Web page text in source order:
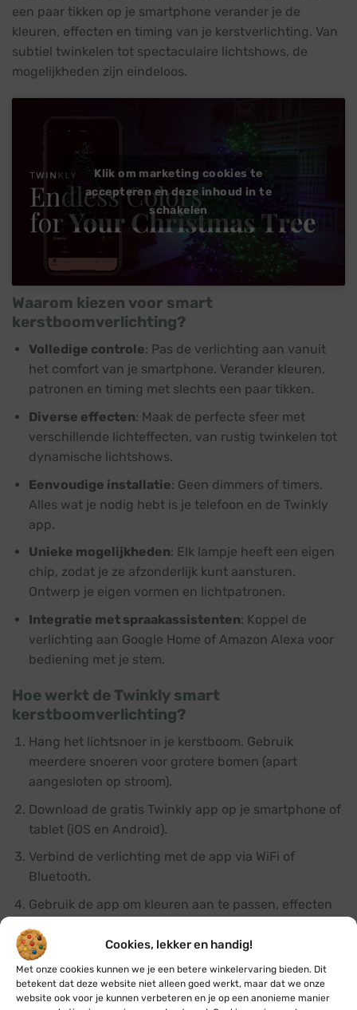
Cookies, lekker en handig!
Met onze cookies kunnen we je een betere winkelervaring bieden. Dit
betekent dat deze website niet alleen goed werkt, maar dat we onze
website ook voor je kunnen verbeteren en je op een anonieme manier
een paar tikken op je smartphone verander je de
kleuren, effecten en timing van je kerstverlichting. Van
subtiel twinkelen tot spectaculaire lichtshows, de
mogelijkheden zijn eindeloos.
Klik om marketing cookies te
accepteren en deze inhoud in te
schakelen
Waarom kiezen voor smart
kerstboomverlichting?
Volledige controle: Pas de verlichting aan vanuit
het comfort van je smartphone. Verander kleuren,
patronen en timing met slechts een paar tikken.
Diverse effecten: Maak de perfecte sfeer met
verschillende lichteffecten, van rustig twinkelen tot
dynamische lichtshows.
Eenvoudige installatie: Geen dimmers of timers.
Alles wat je nodig hebt is je telefoon en de Twinkly
app.
Unieke mogelijkheden: Elk lampje heeft een eigen
chip, zodat je ze afzonderlijk kunt aansturen.
Ontwerp je eigen vormen en lichtpatronen.
Integratie met spraakassistenten: Koppel de
verlichting aan Google Home of Amazon Alexa voor
bediening met je stem.
Hoe werkt de Twinkly smart
kerstboomverlichting?
Hang het lichtsnoer in je kerstboom. Gebruik
meerdere snoeren voor grotere bomen (apart
aangesloten op stroom).
Download de gratis Twinkly app op je smartphone of
tablet (iOS en Android).
Verbind de verlichting met de app via WiFi of
Bluetooth.
Gebruik de app om kleuren aan te passen, effecten
programmeren. Kies uit de online galerij of ontwerp
je eigen patronen.
Veelgestelde vragen